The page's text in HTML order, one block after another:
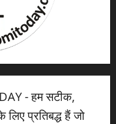
- हम सटीक,
लिए प्रतिबद्ध हैं जो